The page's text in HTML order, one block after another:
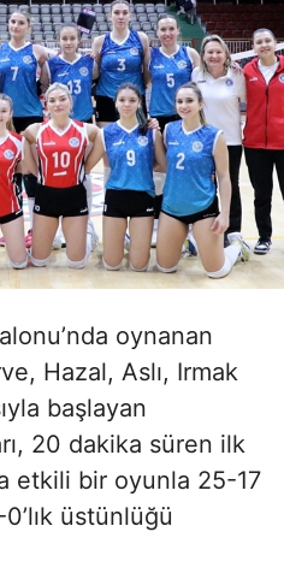
oynanan
Hazal, Aslı, Irmak
başlayan
20 dakika süren ilk
etkili bir oyunla 25-17
üstünlüğü